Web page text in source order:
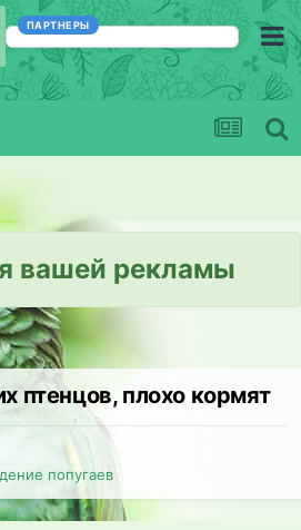
ПАРТНЕРЫ
вашей рекламы
птенцов, плохо кормят
попугаев